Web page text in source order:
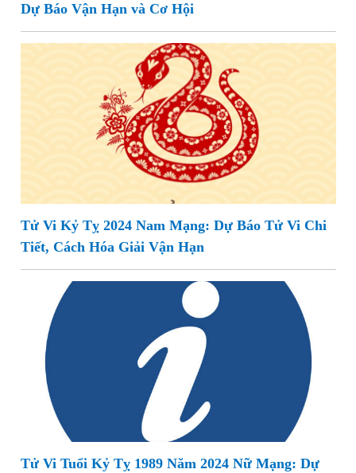
Dự Báo Vận Hạn và Cơ Hội
Tử Vi Kỷ Tỵ 2024 Nam Mạng: Dự Báo Tử Vi Chi
Tiết, Cách Hóa Giải Vận Hạn
Tử Vi Tuổi Kỷ Tỵ 1989 Năm 2024 Nữ Mạng: Dự